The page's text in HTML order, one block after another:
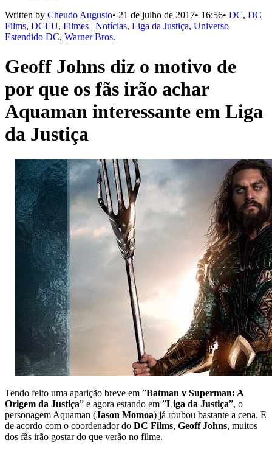
Written by Cheudo Augusto• 21 de julho de 2017• 16:56• DC, DC
Films, DCEU, Filmes | Notícias, Liga da Justiça, Universo
Estendido DC, Warner Bros.
Geoff Johns diz o motivo de
por que os fãs irão achar
Aquaman interessante em Liga
da Justiça
Tendo feito uma aparição breve em ”Batman v Superman: A
Origem da Justiça” e agora estando em ”Liga da Justiça”, o
personagem Aquaman (Jason Momoa) já roubou bastante a cena. E
de acordo com o coordenador do DC Films, Geoff Johns, muitos
dos fãs irão gostar do que verão no filme.